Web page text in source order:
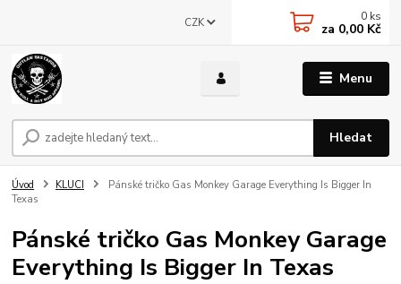
Menu
CZK
Hledat
0 ks
za 0,00 Kč
Úvod KLUCI
Pánské tričko Gas Monkey Garage Everything Is Bigger In
Texas
Pánské tričko Gas Monkey Garage
Everything Is Bigger In Texas